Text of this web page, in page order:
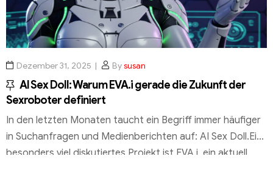
Dezember 31, 2025 Bysusan
AI Sex Doll: Warum EVA.i gerade die Zukunft der
Sexroboter definiert
In den letzten Monaten taucht ein Begriff immer häufiger
in Suchanfragen und Medienberichten auf: AI Sex Doll.Ein
besonders viel diskutiertes Projekt ist EVA.i, ein aktuell